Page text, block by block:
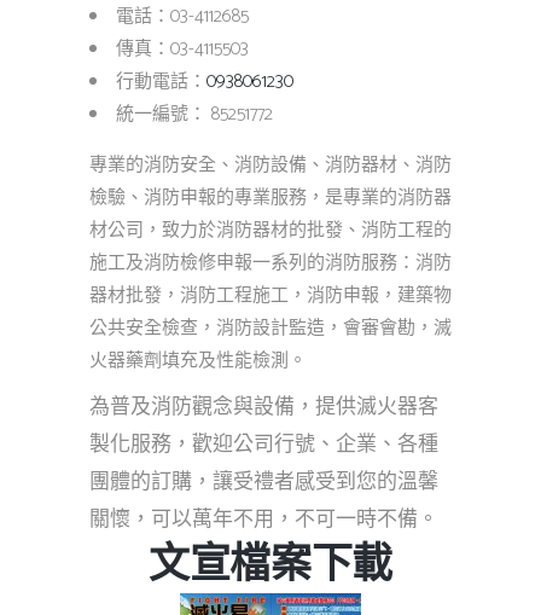
電話：03-4112685
傳真：03-4115503
行動電話： 0938061230
統一編號： 85251772
專業的消防安全、消防設備、消防器材、消防
檢驗、消防申報的專業服務，是專業的消防器
材公司，致力於消防器材的批發、消防工程的
施工及消防檢修申報一系列的消防服務：消防
器材批發，消防工程施工，消防申報，建築物
公共安全檢查，消防設計監造，會審會勘，滅
火器藥劑填充及性能檢測。
為普及消防觀念與設備，提供滅火器客
製化服務，歡迎公司行號、企業、各種
團體的訂購，讓受禮者感受到您的溫馨
關懷，可以萬年不用，不可一時不備。
文宣檔案下載